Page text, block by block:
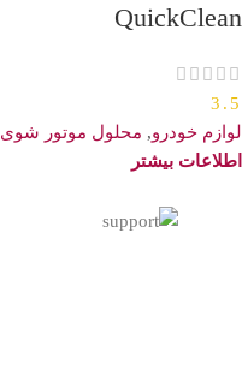
QuickClean
3.5
لوازم خودرو, محلول موتور شوی
اطلاعات بیشتر